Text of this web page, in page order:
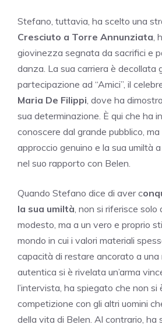
Stefano, tuttavia, ha scelto una
Cresciuto a Torre Annunziata ,
giovinezza segnata da sacrifici e
danza. La sua carriera è decollata
partecipazione ad “Amici”, il
Maria De Filippi , dove ha
sua determinazione. È qui che ha
conoscere dal grande pubblico,
approccio genuino e la sua umiltà
nel suo rapporto con Belen.
Quando Stefano dice di aver c
la sua umiltà , non si riferisce
modesto, ma a un vero e proprio
mondo in cui i valori materiali
capacità di restare ancorato a una
autentica si è rivelata un’arma
l’intervista, ha spiegato che non si
competizione con gli altri uomini
della vita di Belen. Al contrario, ha